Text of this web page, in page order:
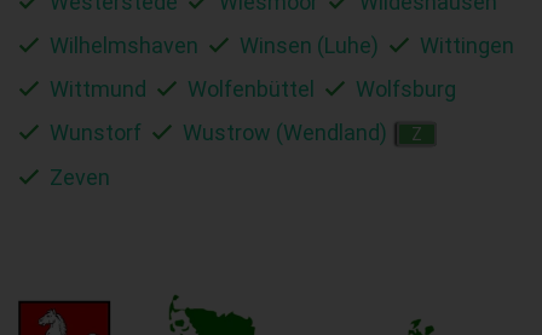
Wilhelmshaven
Winsen (Luhe)
Wittingen
Wittmund
Wolfenbüttel
Wolfsburg
Wunstorf
Wustrow (Wendland) Z
Zeven